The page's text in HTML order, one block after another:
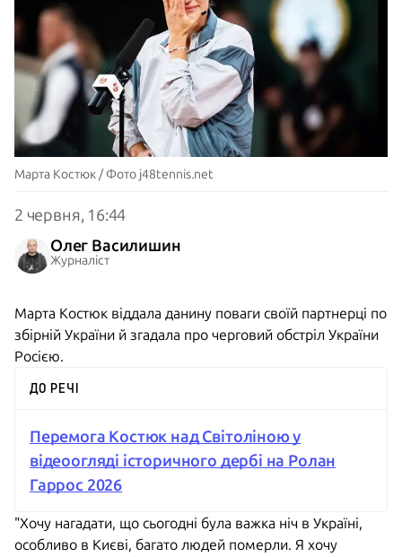
Марта Костюк / Фото j48tennis.net
2 червня, 16:44
Олег Василишин
Журналіст
Марта Костюк віддала данину поваги своїй партнерці по
збірній України й згадала про черговий обстріл України
Росією.
ДО РЕЧІ
Перемога Костюк над Світоліною у
відеоогляді історичного дербі на Ролан
Гаррос 2026
"Хочу нагадати, що сьогодні була важка ніч в Україні,
особливо в Києві, багато людей померли. Я хочу